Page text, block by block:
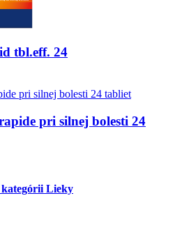
tbl.eff. 24
pri silnej bolesti 24
Lieky